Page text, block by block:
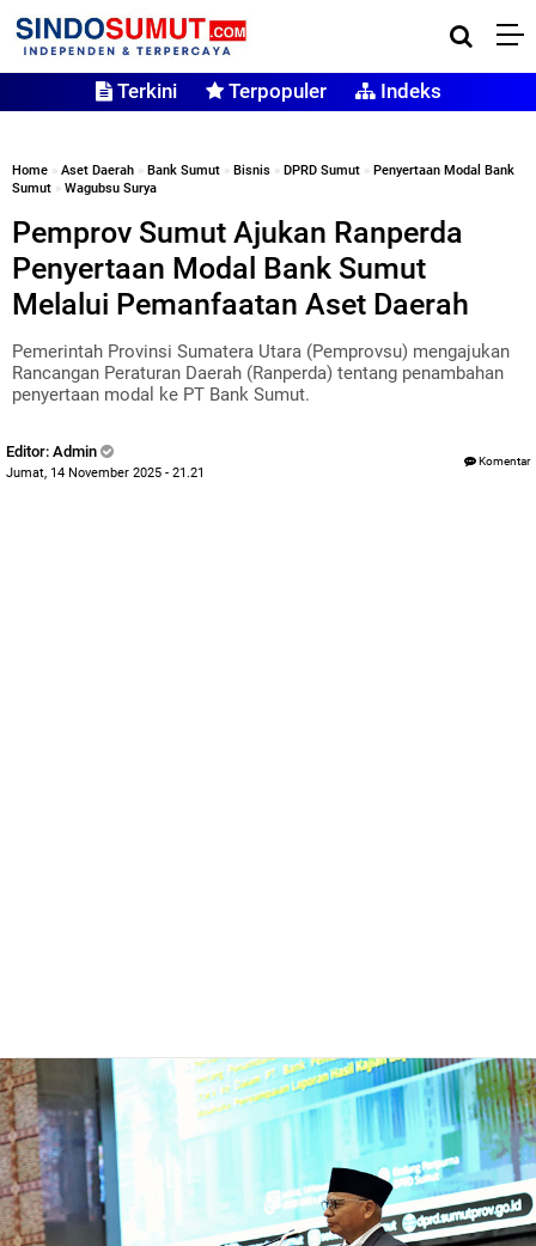
Terkini Terpopuler Indeks
Home » Aset Daerah » Bank Sumut » Bisnis » DPRD Sumut » Penyertaan Modal Bank
Sumut » Wagubsu Surya
Pemprov Sumut Ajukan Ranperda
Penyertaan Modal Bank Sumut
Melalui Pemanfaatan Aset Daerah
Pemerintah Provinsi Sumatera Utara (Pemprovsu) mengajukan
Rancangan Peraturan Daerah (Ranperda) tentang penambahan
penyertaan modal ke PT Bank Sumut.
Editor: Admin
Jumat, 14 November 2025 - 21.21
Komentar